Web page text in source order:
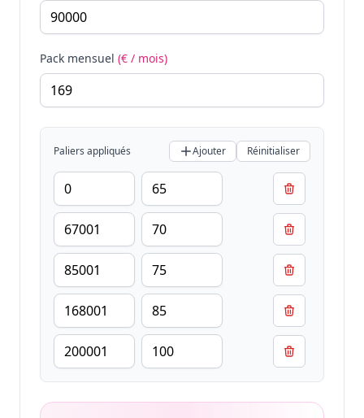
Pack mensuel (€ / mois)
Paliers appliqués Ajouter Réinitialiser